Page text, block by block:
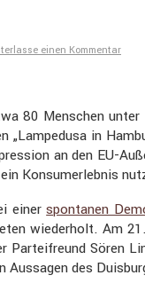
einen Kommentar
80 Menschen
in
an den EU-
Konsum­er­lebnis
einerspontanen
wieder­holt. Am
Partei­freund Sören
Aussagen des